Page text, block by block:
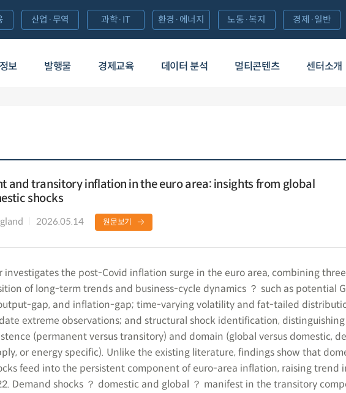
보 발행물 경제교육 데이터 분석 멀티콘텐츠 센터소개
산업·무역 과학·IT 환경·에너지 노동·복지 경제·일반
and transitory inflation in the euro area: insights from global
shocks
2026.05.14 원문보기
investigates the post-Covid inflation surge in the euro area, combining
of long-term trends and business-cycle dynamics ？ such as potential
gap, and inflation-gap; time-varying volatility and fat-tailed
extreme observations; and structural shock identification, distinguishing
(permanent versus transitory) and domain (global versus domestic,
or energy specific). Unlike the existing literature, findings show that
feed into the persistent component of euro-area inflation, raising trend
Demand shocks ？ domestic and global ？ manifest in the transitory